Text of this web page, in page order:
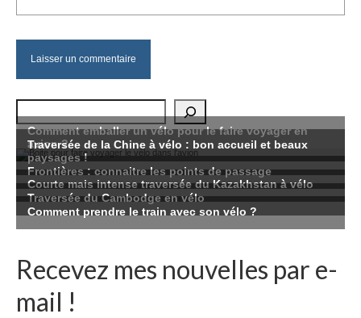
Recevez mes nouvelles par e-
mail !